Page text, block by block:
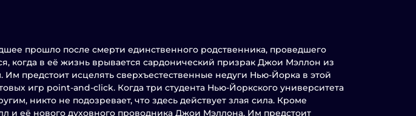
прошло после смерти единственного родственника, проведшего
когда в её жизнь врывается сардонический призрак Джои Мэллон из
Им предстоит исцелять сверхъестественные недуги Нью-Йорка в этой
игр point-and-click. Когда три студента Нью-Йоркского университета
никто не подозревает, что здесь действует злая сила. Кроме
и её нового духовного проводника Джои Мэллона. Им предстоит